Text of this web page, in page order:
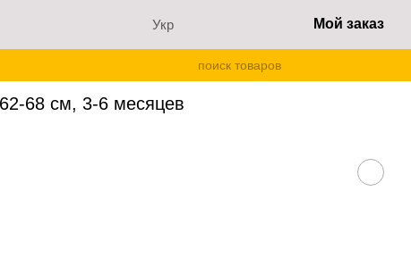
Укр Мой заказ
62-68 см, 3-6 месяцев
68 см, 3-6 месяцев